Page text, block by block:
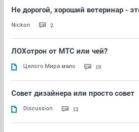
Не дорогой, хороший ветеринар -
Nickon 2
ЛОХотрон от МТС или чей?
Целого Мира мало 19
Совет дизайнера или просто совет
Discussion 12